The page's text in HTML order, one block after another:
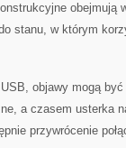
obejmują
stanu, w którym
objawy mogą
a czasem usterka
przywrócenie